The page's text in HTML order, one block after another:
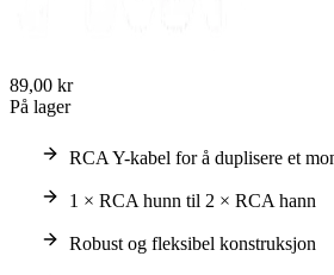
89,00 kr
På lager
RCA Y-kabel for å duplisere et
1 × RCA hunn til 2 × RCA hann
Robust og fleksibel konstruksjon